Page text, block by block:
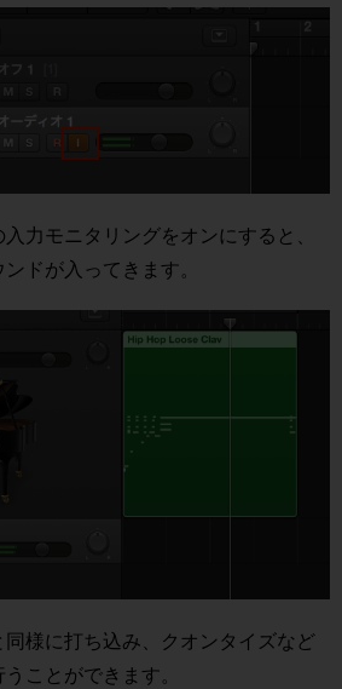
力モニタリングをオンにすると、
ドが入ってきます。
様に打ち込み、クオンタイズなど
ことができます。